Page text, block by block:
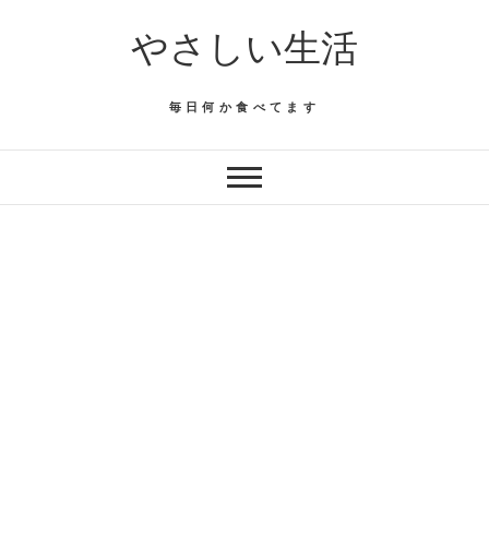
やさしい生活
毎日何か食べてます